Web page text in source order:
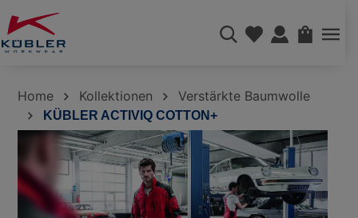
springen
Home Kollektionen Verstärkte Baumwolle
KÜBLER ACTIVIQ COTTON+